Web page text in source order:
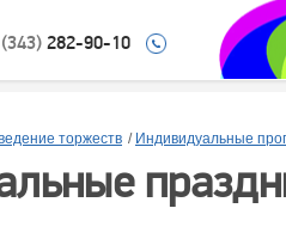
(343) 282-90-10
торжеств / Индивидуальные